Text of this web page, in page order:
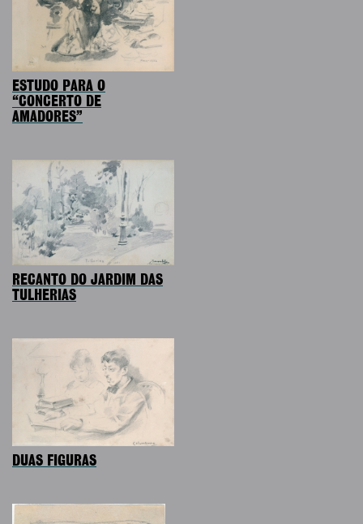
ESTUDO PARA O
“CONCERTO DE
AMADORES”
RECANTO DO JARDIM DAS
TULHERIAS
DUAS FIGURAS